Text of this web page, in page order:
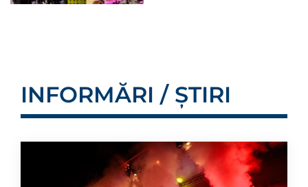
INFORMĂRI / ȘTIRI